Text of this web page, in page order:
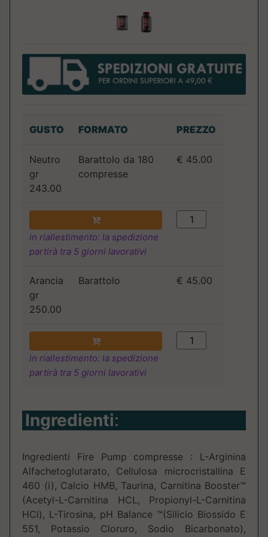
GUSTO FORMATO PREZZO
Neutro
gr
243.00
Barattolo da 180
compresse
€ 45.00
in riallestimento: la spedizione
partirà tra 5 giorni lavorativi
Arancia
gr
250.00
Barattolo € 45.00
in riallestimento: la spedizione
partirà tra 5 giorni lavorativi
Ingredienti:
Ingredienti Fire Pump compresse : L-Arginina
Alfachetoglutarato, Cellulosa microcristallina E
460 (i), Calcio HMB, Taurina, Carnitina Booster™
(Acetyl-L-Carnitina HCL, Propionyl-L-Carnitina
HCl), L-Tirosina, pH Balance ™(Silicio Biossido E
551, Potassio Cloruro, Sodio Bicarbonato),